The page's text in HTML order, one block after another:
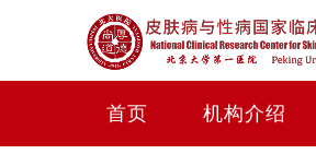
首页 机构介绍